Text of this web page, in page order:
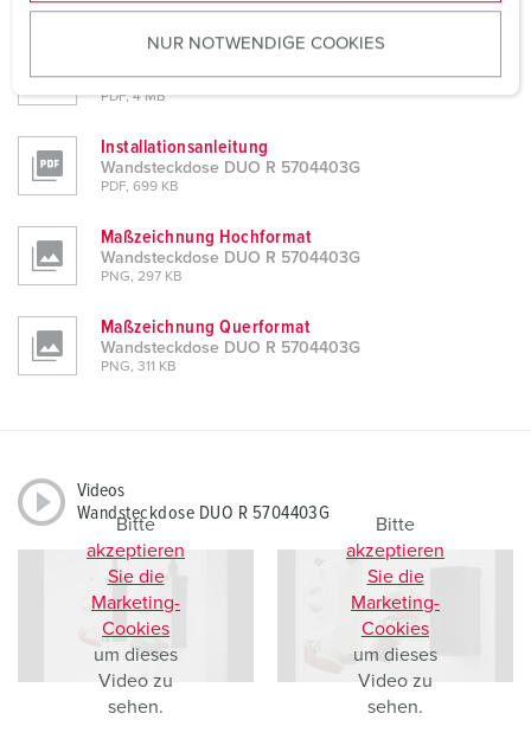
u
w
a
h
l
NUR NOTWENDIGE COOKIES
ZIP, 8 MB
Wandsteckdose DUO R 5704403G
PDF, 4 MB
Installationsanleitung
Wandsteckdose DUO R 5704403G
PDF, 699 KB
Maßzeichnung Hochformat
Wandsteckdose DUO R 5704403G
PNG, 297 KB
Maßzeichnung Querformat
Wandsteckdose DUO R 5704403G
PNG, 311 KB
Videos
Wandsteckdose DUO R 5704403G
Bitte
akzeptieren
Sie die
Marketing-
Cookies
um dieses
Video zu
sehen.
Bitte
akzeptieren
Sie die
Marketing-
Cookies
um dieses
Video zu
sehen.